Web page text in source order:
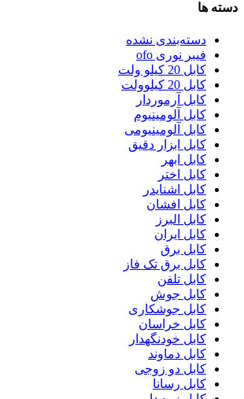
دسته ها
دسته‌بندی نشده
فیبر نوری ofo
کابل 20 کیلو ولت
کابل 20 کیلوولت
کابل آرموردار
کابل آلومینیوم
کابل آلومینیومی
کابل ابزار دقیق
کابل ابهر
کابل اختر
کابل اشنایدر
کابل افشان
کابل البرز
کابل ایران
کابل برق
کابل برق تک فاز
کابل تلفن
کابل جوش
کابل جوشکاری
کابل خراسان
کابل خودنگهدار
کابل دماوند
کابل دو زوجی
کابل رسانا